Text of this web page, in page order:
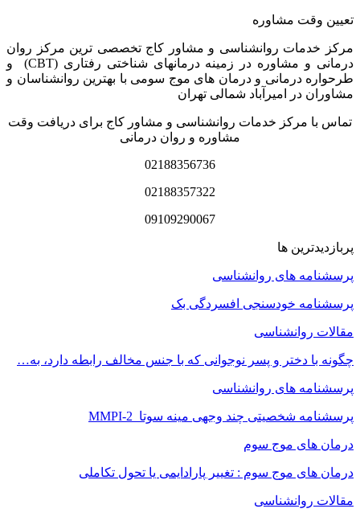
تعیین وقت مشاوره
مرکز خدمات روانشناسی و مشاور کاج تخصصی‏ ترین مرکز روان
درمانی و مشاوره در زمینه درمان‏های شناختی رفتاری (CBT) و
طرحواره درمانی و درمان های موج سومی با بهترین روانشناسان و
مشاوران در امیرآباد شمالی تهران
تماس با مرکز خدمات روانشناسی و مشاور کاج برای دریافت وقت
مشاوره و روان درمانی
02188356736
02188357322
09109290067
پربازدیدترین ها
پرسشنامه های روانشناسی
پرسشنامه خودسنجی افسردگی بک
مقالات روانشناسی
چگونه با دختر و پسر نوجوانی که با جنس مخالف رابطه دارد، به…
پرسشنامه های روانشناسی
پرسشنامه شخصیتی چند وجهی مینه سوتا MMPI-2
درمان های موج سوم
درمان های موج سوم : تغییر پارادایمی یا تحول تکاملی
مقالات روانشناسی